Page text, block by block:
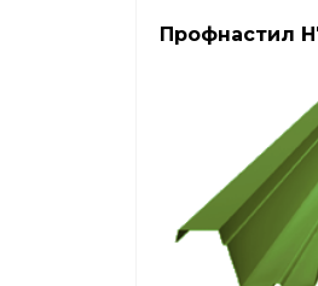
Профнастил